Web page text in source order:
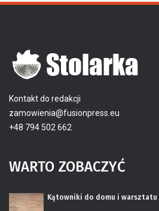
Kontakt do redakcji
zamowienia@fusionpress.eu
+48 794 502 662
WARTO ZOBACZYĆ
Kątowniki do domu i